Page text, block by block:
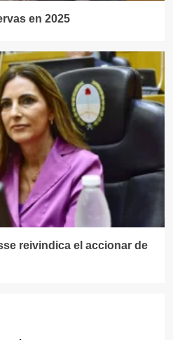
en 2025
reivindica el accionar de